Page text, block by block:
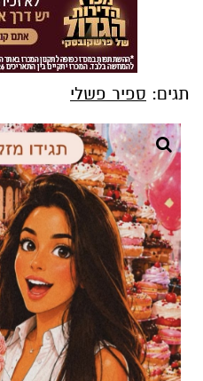
תגים: ספיר פשלי